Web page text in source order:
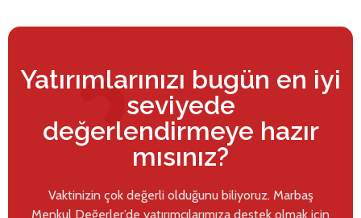
Yatırımlarınızı bugün en iyi
seviyede
değerlendirmeye hazır
mısınız?
Vaktinizin çok değerli olduğunu biliyoruz. Marbaş
Menkul Değerler’de yatırımcılarımıza destek olmak için